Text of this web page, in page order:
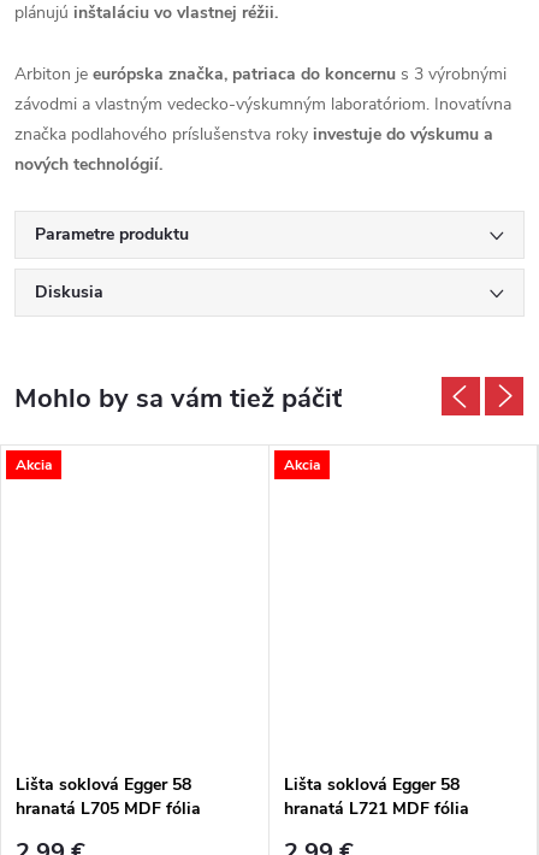
plánujú inštaláciu vo vlastnej réžii.
Arbiton je európska značka, patriaca do koncernu s 3 výrobnými
závodmi a vlastným vedecko-výskumným laboratóriom. Inovatívna
značka podlahového príslušenstva roky investuje do výskumu a
nových technológií.
Parametre produktu
Diskusia
Akcia
Lišta soklová Egger 58
hranatá L705 MDF fólia
Akcia
Lišta soklová Egger 58
hranatá L721 MDF fólia